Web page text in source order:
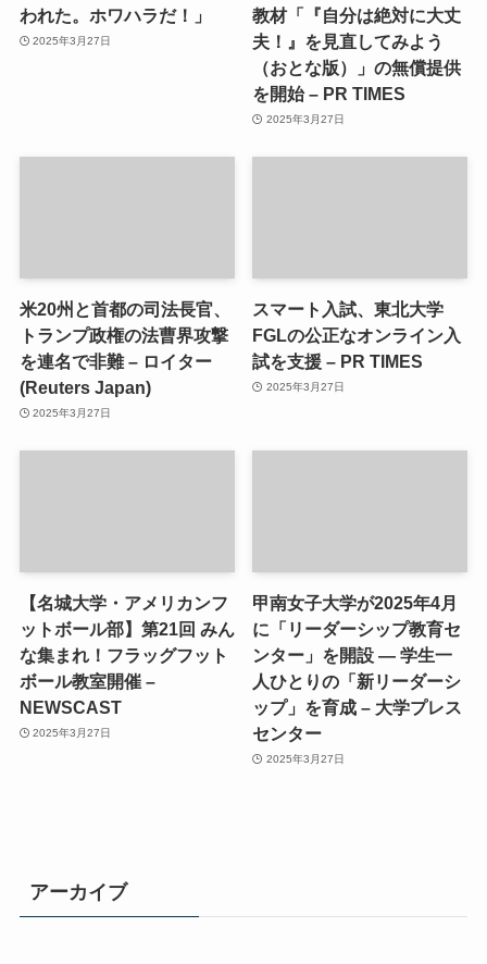
われた。ホワハラだ！」
2025年3月27日
教材「『自分は絶対に大丈
夫！』を見直してみよう
（おとな版）」の無償提供
を開始 – PR TIMES
2025年3月27日
米20州と首都の司法長官、
トランプ政権の法曹界攻撃
を連名で非難 – ロイター
(Reuters Japan)
2025年3月27日
スマート入試、東北大学
FGLの公正なオンライン入
試を支援 – PR TIMES
2025年3月27日
【名城大学・アメリカンフ
ットボール部】第21回 みん
な集まれ！フラッグフット
ボール教室開催 –
NEWSCAST
2025年3月27日
甲南女子大学が2025年4月
に「リーダーシップ教育セ
ンター」を開設 ― 学生一
人ひとりの「新リーダーシ
ップ」を育成 – 大学プレス
センター
2025年3月27日
アーカイブ